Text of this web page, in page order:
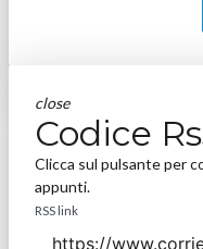
close
Codice
Clicca sul pulsante per
appunti.
RSS link